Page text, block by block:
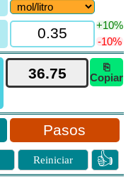
+10%
-10%
⎘
Copiar
Pasos
Reiniciar 👍